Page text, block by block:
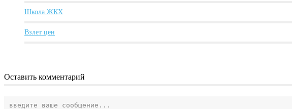
Школа ЖКХ
Взлет цен
Оставить комментарий